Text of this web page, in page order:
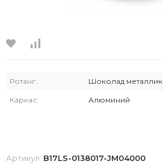
Ротанг: Шоколад металлик
Каркас: Алюминий
Артикул: B17LS-0138017-JM04000